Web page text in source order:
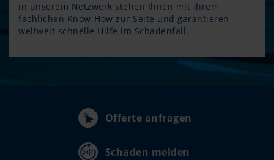
in unserem Netzwerk stehen Ihnen mit ihrem
fachlichen Know-How zur Seite und garantieren
weltweit schnelle Hilfe im Schadenfall.
Offerte anfragen
Schaden melden